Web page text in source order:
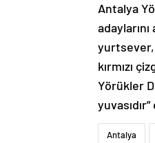
Antalya
yurtsever,
kırmızı
Yörükler
Antalya